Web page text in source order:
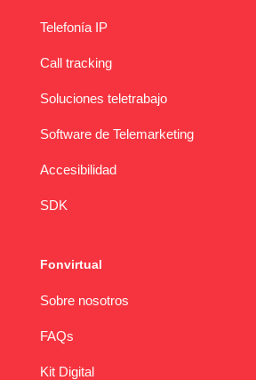
Telefonía IP
Call tracking
Soluciones teletrabajo
Software de Telemarketing
Accesibilidad
SDK
Fonvirtual
Sobre nosotros
FAQs
Kit Digital